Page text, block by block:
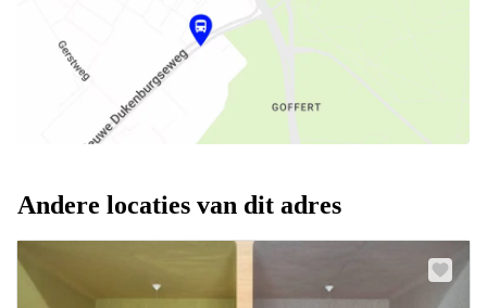
Andere locaties van dit adres